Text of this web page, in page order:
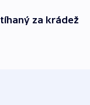
za krádež